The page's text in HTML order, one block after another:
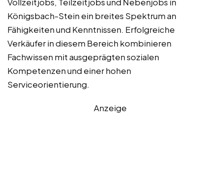
Königsbach-Stein ein breites Spektrum an
Fähigkeiten und Kenntnissen. Erfolgreiche
Verkäufer in diesem Bereich kombinieren
Fachwissen mit ausgeprägten sozialen
Kompetenzen und einer hohen
Serviceorientierung.
Anzeige